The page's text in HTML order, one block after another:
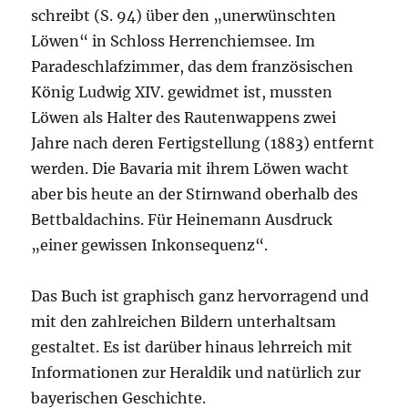
schreibt (S. 94) über den „unerwünschten
Löwen“ in Schloss Herrenchiemsee. Im
Paradeschlafzimmer, das dem französischen
König Ludwig XIV. gewidmet ist, mussten
Löwen als Halter des Rautenwappens zwei
Jahre nach deren Fertigstellung (1883) entfernt
werden. Die Bavaria mit ihrem Löwen wacht
aber bis heute an der Stirnwand oberhalb des
Bettbaldachins. Für Heinemann Ausdruck
„einer gewissen Inkonsequenz“.
Das Buch ist graphisch ganz hervorragend und
mit den zahlreichen Bildern unterhaltsam
gestaltet. Es ist darüber hinaus lehrreich mit
Informationen zur Heraldik und natürlich zur
bayerischen Geschichte.